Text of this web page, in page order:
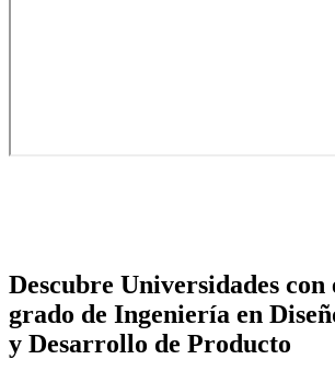
Descubre Universidades con
grado de Ingeniería en
y Desarrollo de Producto